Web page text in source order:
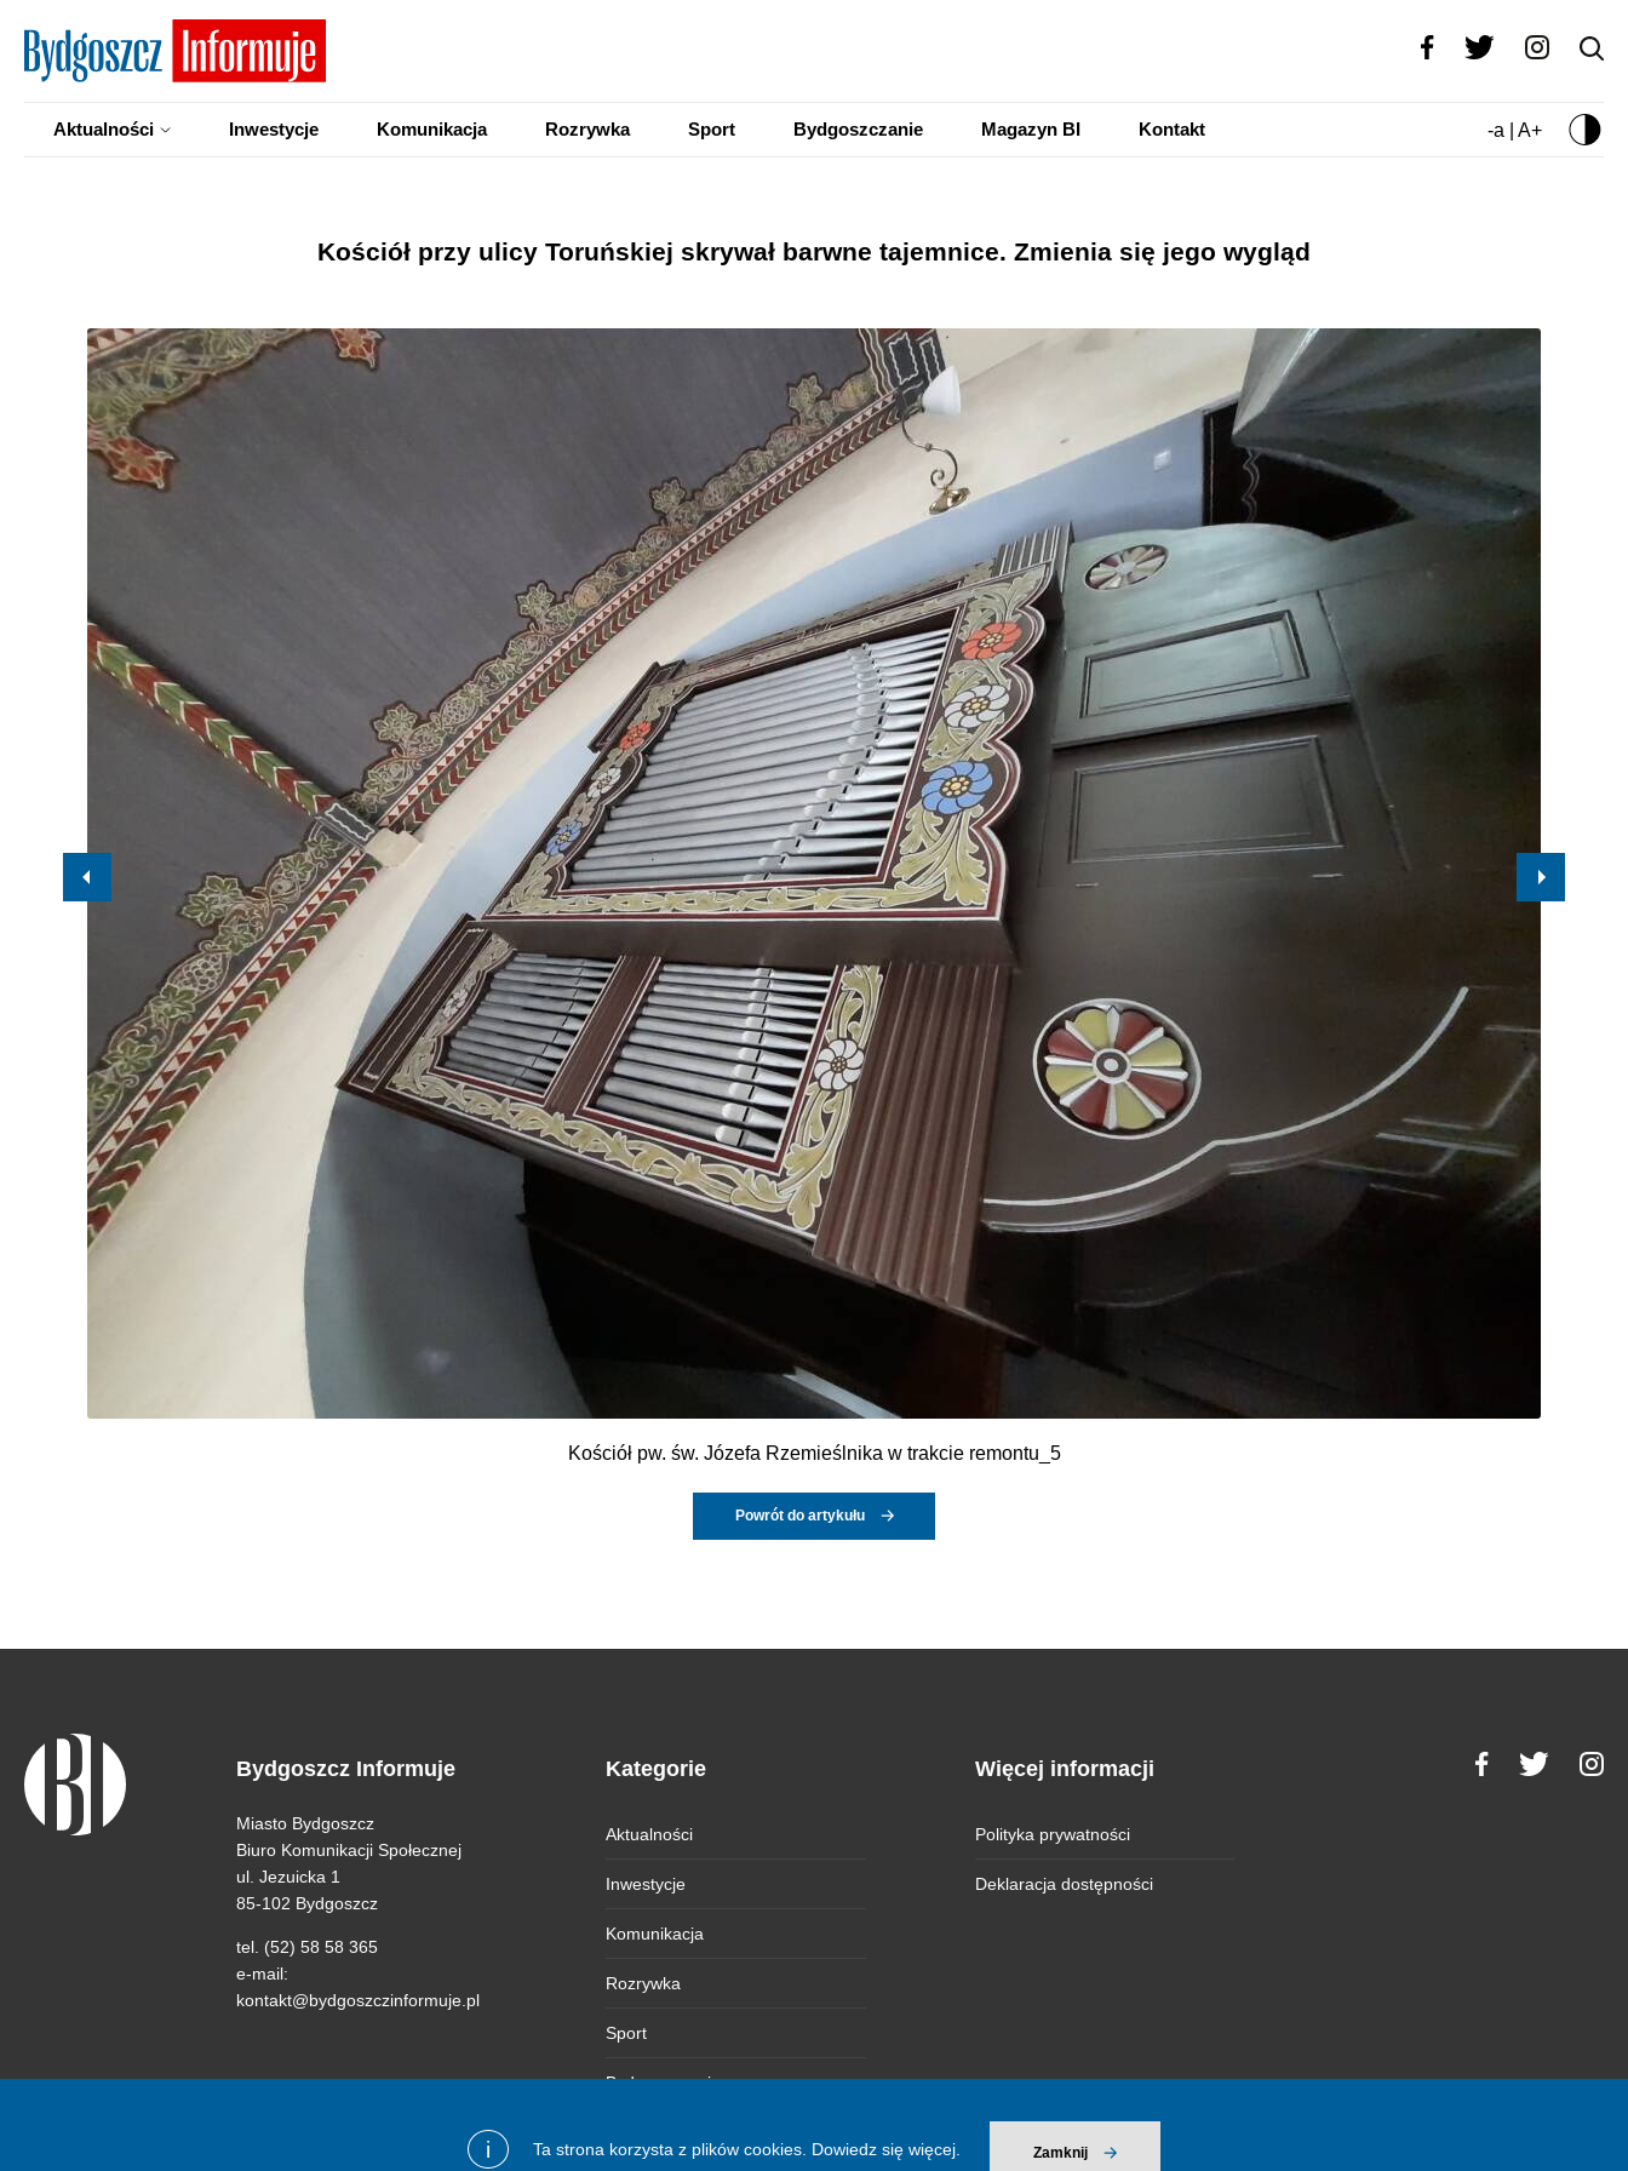
i Ta strona korzysta z plików cookies. Dowiedz się więcej. Zamknij
Aktualności Inwestycje Komunikacja Rozrywka Sport Bydgoszczanie Magazyn BI Kontakt -a | A+
Kościół przy ulicy Toruńskiej skrywał barwne tajemnice. Zmienia się jego wygląd
Kościół pw. św. Józefa Rzemieślnika w trakcie remontu_5
Powrót do artykułu
Bydgoszcz Informuje
Miasto Bydgoszcz
Biuro Komunikacji Społecznej
ul. Jezuicka 1
85-102 Bydgoszcz
tel. (52) 58 58 365
e-mail:
kontakt@bydgoszczinformuje.pl
Kategorie
Aktualności
Inwestycje
Komunikacja
Rozrywka
Sport
Bydgoszczanie
Więcej informacji
Polityka prywatności
Deklaracja dostępności